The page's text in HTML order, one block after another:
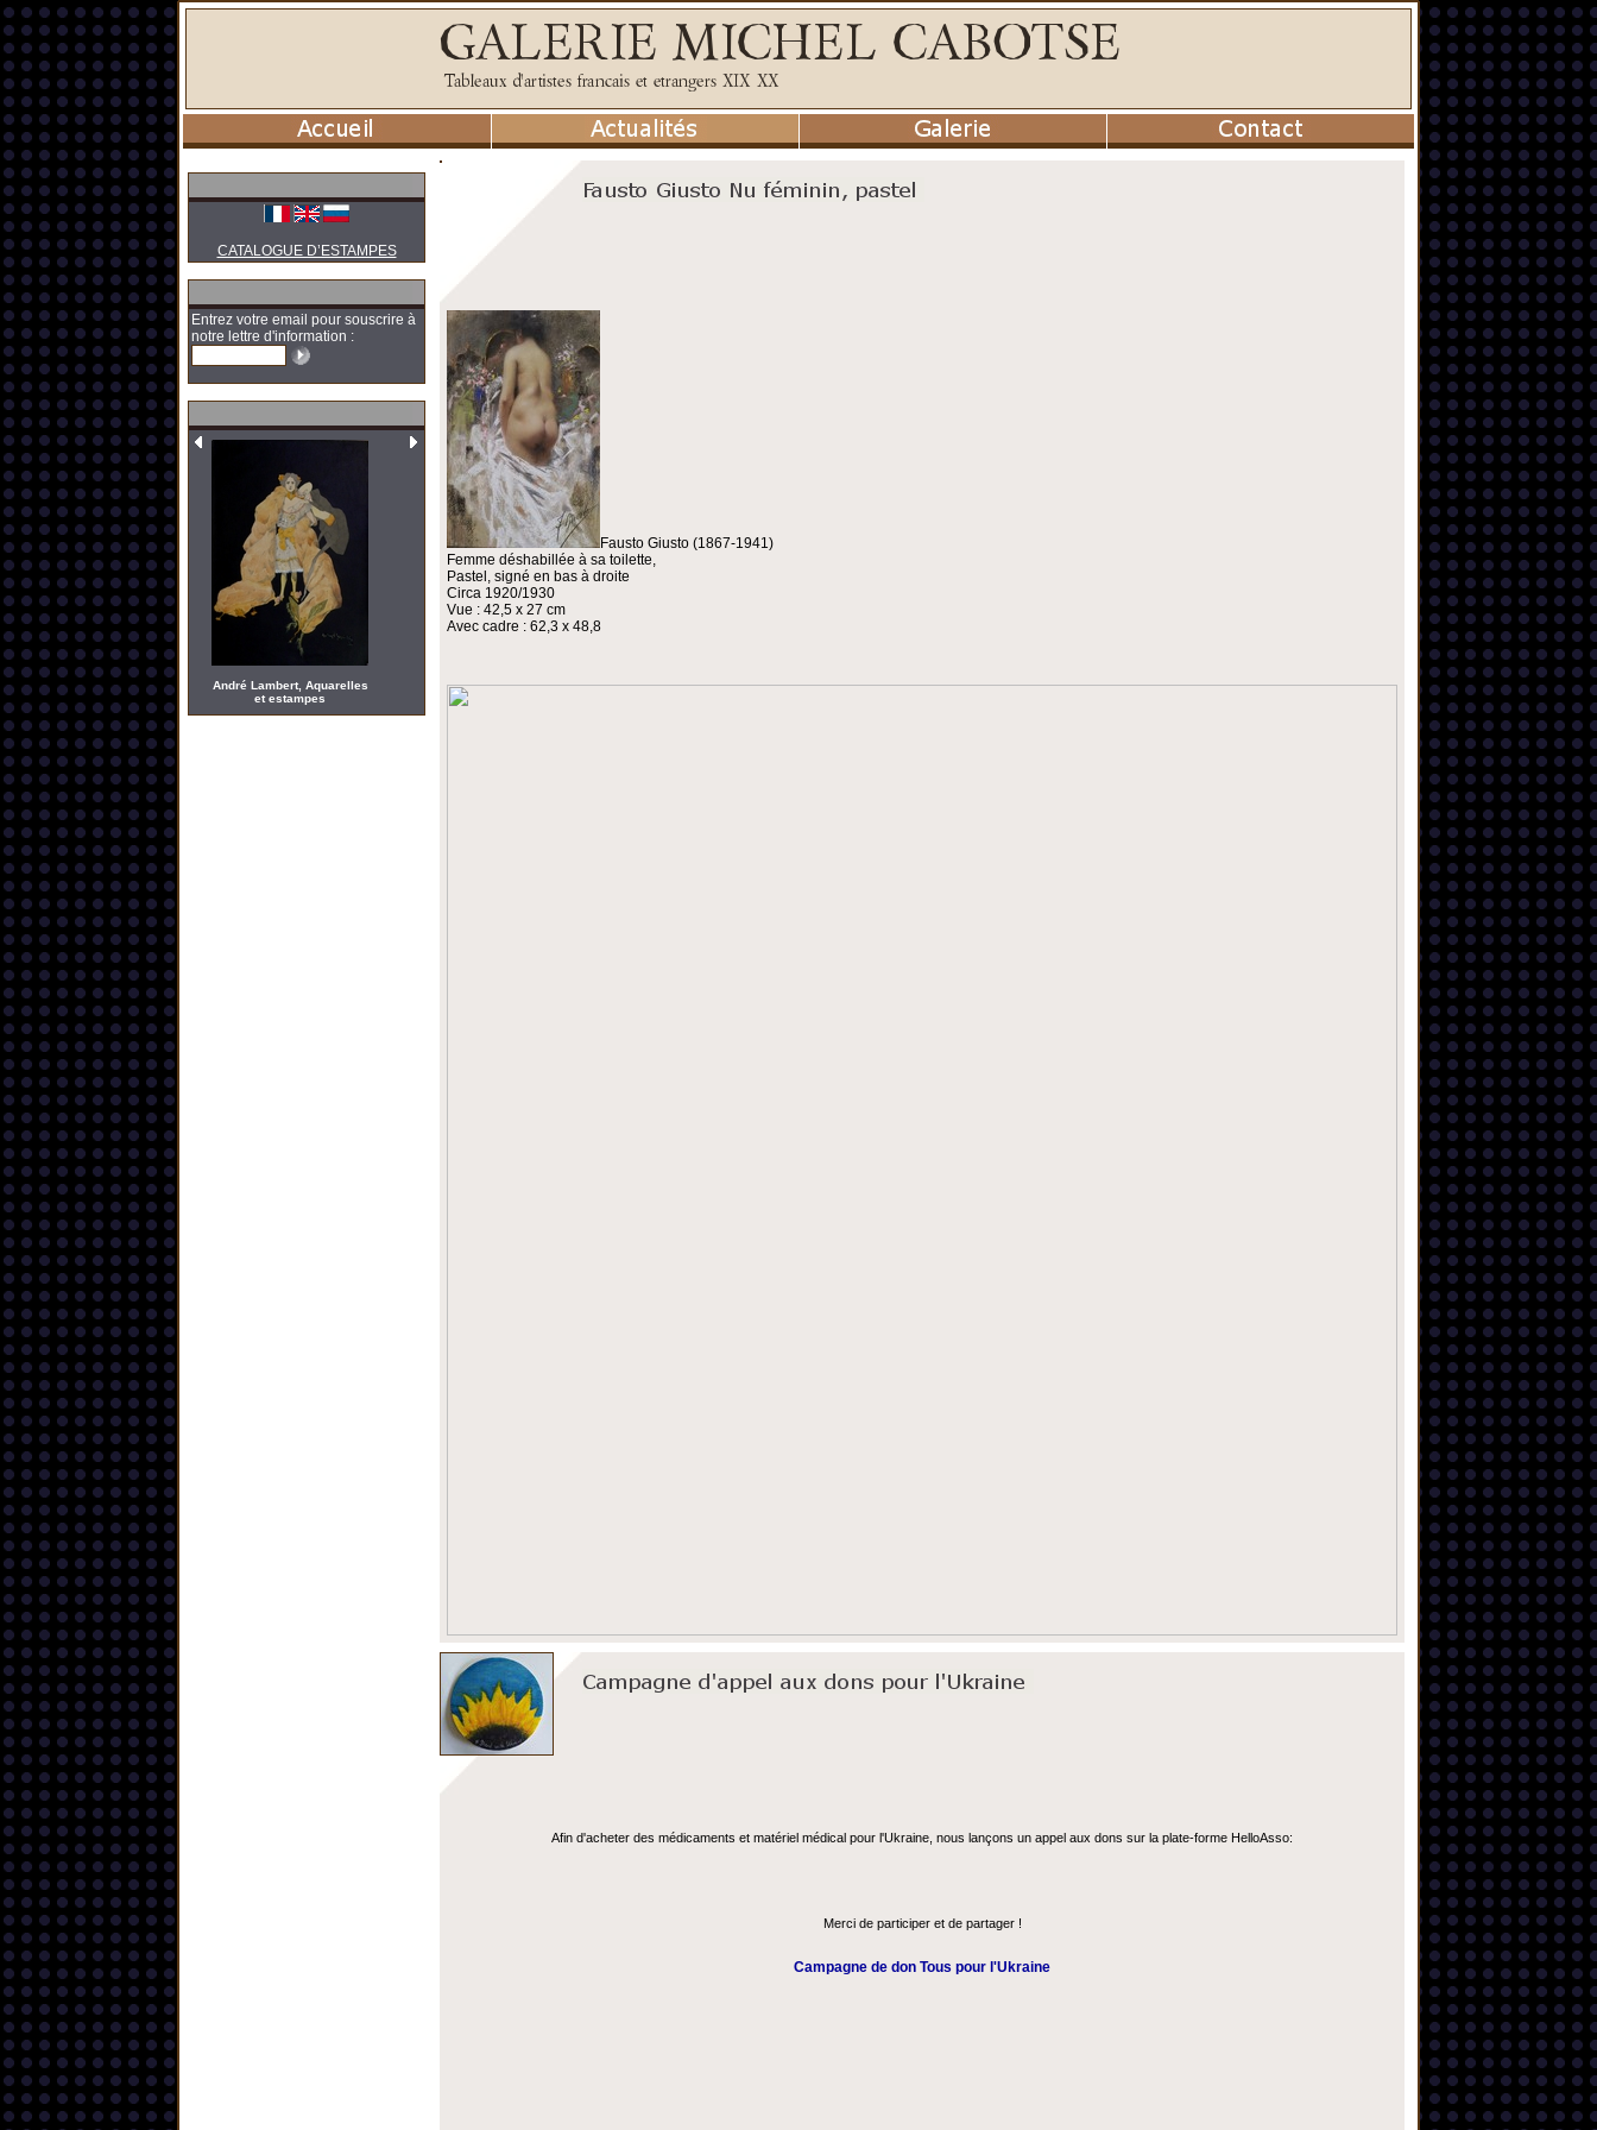
CATALOGUE D’ESTAMPES
Entrez votre email pour souscrire à
notre lettre d'information :
André Lambert, Aquarelles
et estampes
Fausto Giusto (1867-1941)
Femme déshabillée à sa toilette,
Pastel, signé en bas à droite
Circa 1920/1930
Vue : 42,5 x 27 cm
Avec cadre : 62,3 x 48,8
Afin d'acheter des médicaments et matériel médical pour l'Ukraine, nous lançons un appel aux dons sur la plate-forme HelloAsso:
Merci de participer et de partager !
Campagne de don Tous pour l'Ukraine